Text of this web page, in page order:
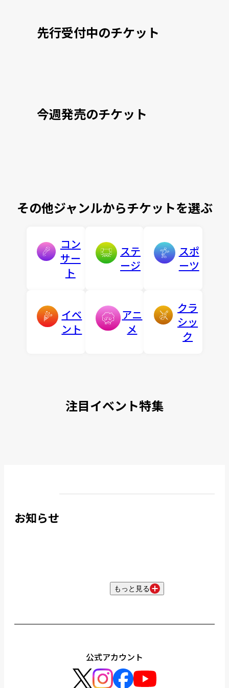
先行受付中のチケット
今週発売のチケット
その他ジャンルからチケットを選ぶ
コン
サー
ト
ステ
ージ
スポ
ーツ
イベ
ント
アニ
メ
クラ
シッ
ク
注目イベント特集
お知らせ
もっと見る
公式アカウント